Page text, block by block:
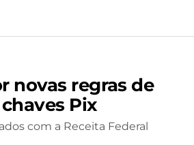
novas regras de
Pix
com a Receita Federal